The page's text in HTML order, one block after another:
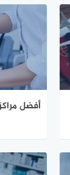
أفضل